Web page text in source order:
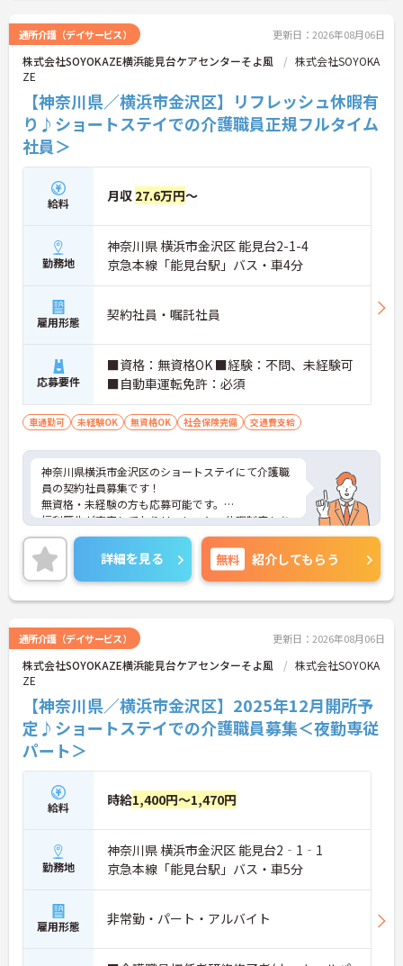
通所介護（デイサービス） 更新日：2026年08月06日
株式会社SOYOKAZE横浜能見台ケアセンターそよ風
株式会社SOYOKA
ZE
【神奈川県／横浜市金沢区】リフレッシュ休暇有
り♪ショートステイでの介護職員正規フルタイム
社員＞
給料 月収 27.6万円～
勤務地
神奈川県 横浜市金沢区 能見台2-1-4
京急本線「能見台駅」バス・車4分
雇用形態 契約社員・嘱託社員
応募要件
■資格：無資格OK ■経験：不問、未経験可
■自動車運転免許：必須
車通勤可 未経験OK 無資格OK 社会保険完備 交通費支給
神奈川県横浜市金沢区のショートステイにて介護職
員の契約社員募集です！
無資格・未経験の方も応募可能です。
福利厚生が充実しておりリフレッシュ休暇制度もあ
り働きやすい環境です。
ご興味のある方には、面接対策ポイントなどさらに
詳細をお話いたしますので、お気軽にご相談くださ
い。
詳細を見る 無料 紹介してもらう
通所介護（デイサービス） 更新日：2026年08月06日
株式会社SOYOKAZE横浜能見台ケアセンターそよ風
株式会社SOYOKA
ZE
【神奈川県／横浜市金沢区】2025年12月開所予
定♪ショートステイでの介護職員募集＜夜勤専従
パート＞
給料 時給1,400円～1,470円
勤務地
神奈川県 横浜市金沢区 能見台2‐1‐1
京急本線「能見台駅」バス・車5分
雇用形態 非常勤・パート・アルバイト